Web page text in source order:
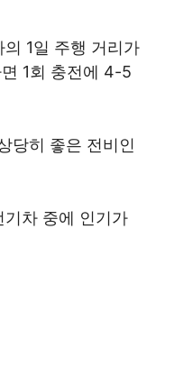
1일 주행 거리가
1회 충전에 4-5
당히 좋은 전비인
차 중에 인기가